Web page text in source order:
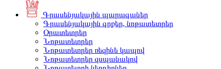
Գրասենյակային պարագաներ
Գրասենյակային գրքեր, նոթատետրեր
Օրատետրեր
Նոթատետրեր
Նոթատետրեր ռեզինե կապով
Նոթատետրեր զսպանակով